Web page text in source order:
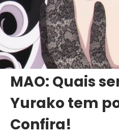
MAO: Quais
Yurako tem
Confira!